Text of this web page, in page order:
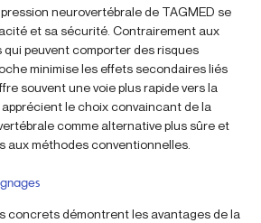
neurovertébrale de TAGMED se
et sa sécurité. Contrairement aux
peuvent comporter des risques
minimise les effets secondaires liés
souvent une voie plus rapide vers la
le choix convaincant de la
comme alternative plus sûre et
aux méthodes conventionnelles.
concrets démontrent les avantages de la